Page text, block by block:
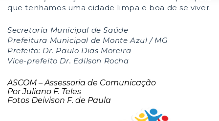
que tenhamos uma cidade limpa e boa de se viver.
Secretaria Municipal de Saúde
Prefeitura Municipal de Monte Azul / MG
Prefeito: Dr. Paulo Dias Moreira
Vice-prefeito Dr. Edilson Rocha
ASCOM – Assessoria de Comunicação
Por Juliano F. Teles
Fotos Deivison F. de Paula